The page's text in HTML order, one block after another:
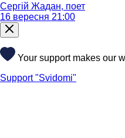
Сергій Жадан, поет
16 вересня 21:00
Your support makes our
Support "Svidomi"